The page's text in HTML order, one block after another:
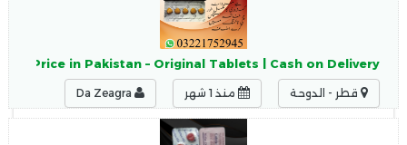
Price in Pakistan – Original Tablets | Cash on Delivery
قطر - الدوحة منذ 1 شهر